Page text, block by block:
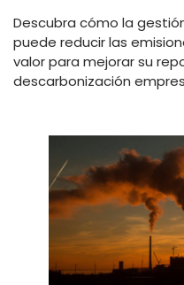
Descubra cómo la
puede reducir las
valor para mejorar su
descarbonización